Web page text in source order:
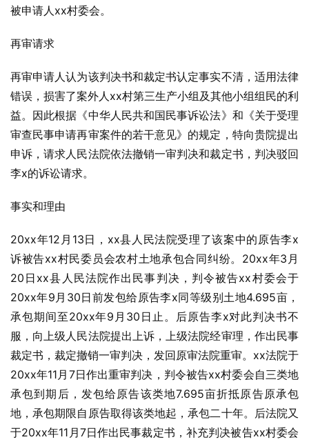
被申请人xx村委会。
再审请求
再审申请人认为该判决书和裁定书认定事实不清，适用法律
错误，损害了案外人xx村第三生产小组及其他小组组民的利
益。因此根据《中华人民共和国民事诉讼法》和《关于受理
审查民事申请再审案件的若干意见》的规定，特向贵院提出
申诉，请求人民法院依法撤销一审判决和裁定书，判决驳回
李x的诉讼请求。
事实和理由
20xx年12月13日，xx县人民法院受理了该案中的原告李x
诉被告xx村民委员会农村土地承包合同纠纷。20xx年3月
20日xx县人民法院作出民事判决，判令被告xx村委会于
20xx年9月30日前发包给原告李x同等级别土地4.695亩，
承包期间至20xx年9月30日止。后原告李x对此判决书不
服，向上级人民法院提出上诉，上级法院经审理，作出民事
裁定书，裁定撤销一审判决，发回原审法院重审。xx法院于
20xx年11月7日作出重审判决，判令被告xx村委会自三类地
承包到期后，发包给原告该类地7.695亩折抵原告原承包
地，承包期限自原告取得该类地起，承包二十年。后法院又
于20xx年11月7日作出民事裁定书，补充判决被告xx村委会